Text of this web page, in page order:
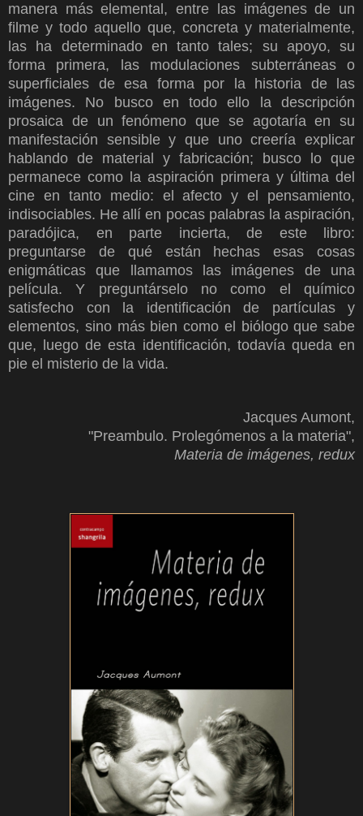
manera más elemental, entre las imágenes de un
filme y todo aquello que, concreta y materialmente,
las ha determinado en tanto tales; su apoyo, su
forma primera, las modulaciones subterráneas o
superficiales de esa forma por la historia de las
imágenes. No busco en todo ello la descripción
prosaica de un fenómeno que se agotaría en su
manifestación sensible y que uno creería explicar
hablando de material y fabricación; busco lo que
permanece como la aspiración primera y última del
cine en tanto medio: el afecto y el pensamiento,
indisociables. He allí en pocas palabras la aspiración,
paradójica, en parte incierta, de este libro:
preguntarse de qué están hechas esas cosas
enigmáticas que llamamos las imágenes de una
película. Y preguntárselo no como el químico
satisfecho con la identificación de partículas y
elementos, sino más bien como el biólogo que sabe
que, luego de esta identificación, todavía queda en
pie el misterio de la vida.
Jacques Aumont,
"Preambulo. Prolegómenos a la materia",
Materia de imágenes, redux